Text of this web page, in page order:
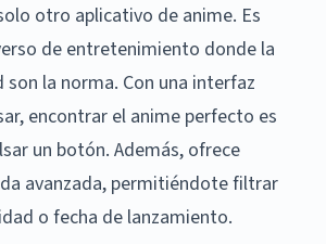
otro aplicativo de anime. Es
de entretenimiento donde la
la norma. Con una interfaz
encontrar el anime perfecto es
un botón. Además, ofrece
avanzada, permitiéndote filtrar
o fecha de lanzamiento.